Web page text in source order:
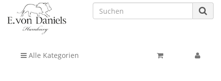
Alle Kategorien